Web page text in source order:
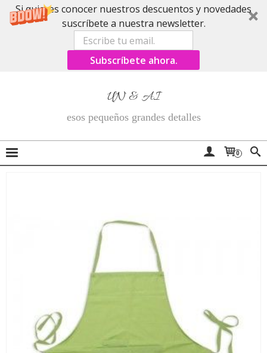
Si quieres conocer nuestros descuentos y novedades
suscríbete a nuestra newsletter.
Subscríbete ahora.
UN & AI
esos pequeños grandes detalles
0